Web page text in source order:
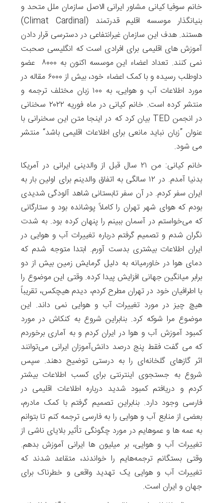
خانم سوفیا کیانی مشاور ایرانی الاصل سازمان ملل متحد و
بنیانگذار موسسه اقلیم قدرتمند (Climat Cardinal)
هستند. هدف این سازمان غیرانتفاعی در دسترسی قرار دادن
آموزش های اقلیمی برای افرادی است که انگلیسی صحبت
نمی کنند. تعداد اعضاء این موسسه اکنون به ۸۰۰۰ عضو
داوطلب رسیده و با کمک اعضاء خود، بیش از ۶۰۰۰ مقاله در
مورد اطلاعات آب و هوایی، به ۱۰۰ زبان مختلف ترجمه و
منتشر کرده است. خانم کیانی در ماه فوریه ۲۰۲۲ سخنانی
در انجمن TED بیان کرد که در اینجا متن این سخنرانی با
عنوان ”زبان نباید مانعی برای اطلاعات اقلیمی باشد“ منتشر
می شود.
خانم کیانی: من ۲۱ سال قبل از والدینی ایرانی در آمریکا
بدنیا آمدم. در ۱۲ سالگی به اتفاق والدینم برای اولین بار به
ایران سفر کردم. در آن سفر تابستانی شاهد آلودگی شدیدی
بودم که هوای شهر تهران را کاملاً پوشانده بود و ستارگانی
که می‌خواستم در آسمان ببینم را پنهان کرده بود. به شدت
نگران شدم و تصمیم گرفتم درباره تغییرات آب و هوایی در
ایران اطلاعات بیشتری بدست آورم. ابتدا متوجه شدم که
دمای هوا در خاورمیانه به دلیل گرمایش زمین بیش از دو
برابر میانگین جهانی افزایش پیدا کرده. وقتی این موضوع را
با اطرافیان خود در تهران مطرح کردم، دیدم هیچکس، تقریباً
هیچ چیز در مورد تغییرات آب و هوایی نمی داند. این
موضوع مرا شوکه کرد. بنابراین شروع به کنکاش در مورد
کمبود آموزش آب و هوا در ایران کردم و به آماری برخوردم
که می گفت فقط پنج درصد دانش‌آموزان ایرانی می‌توانند
اثر گازهای گلخانه‌ای را به درستی توضیح دهند. سپس
شروع به جستجوی اینترنتی برای کسب اطلاعات بیشتر
کردم و دریافتم کمبود شدید درباره اطلاعات اقلیمی در
فارسی وجود دارد. بنابراین تصمیم گرفتم با کمک مادرم،
بعضی از منابع آب و هوایی را به فارسی ترجمه کنم تا بتوانم
به عمه ها و عموهایم در مورد چگونگی تأثیر بلایای ناشی از
تغییرات آب و هوایی، بر میلیون ها ایرانی آموزش بدهم.
وقتی بستگانم ترجمه‌هایم را ‌خواندند، متقاعد شدند که
تغییرات آب و هوایی یک تهدید واقعی و خطرناک برای
جهان و ایران است.